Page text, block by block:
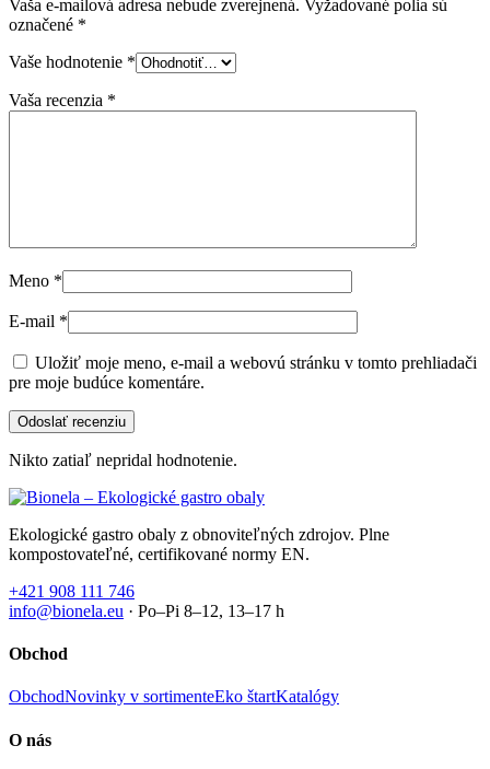
Vaša e-mailová adresa nebude zverejnená. Vyžadované polia sú
označené *
Vaše hodnotenie *
Vaša recenzia *
Meno *
E-mail *
Uložiť moje meno, e-mail a webovú stránku v tomto prehliadači
pre moje budúce komentáre.
Nikto zatiaľ nepridal hodnotenie.
Ekologické gastro obaly z obnoviteľných zdrojov. Plne
kompostovateľné, certifikované normy EN.
+421 908 111 746
info@bionela.eu · Po–Pi 8–12, 13–17 h
Obchod
ObchodNovinky v sortimenteEko štartKatalógy
O nás